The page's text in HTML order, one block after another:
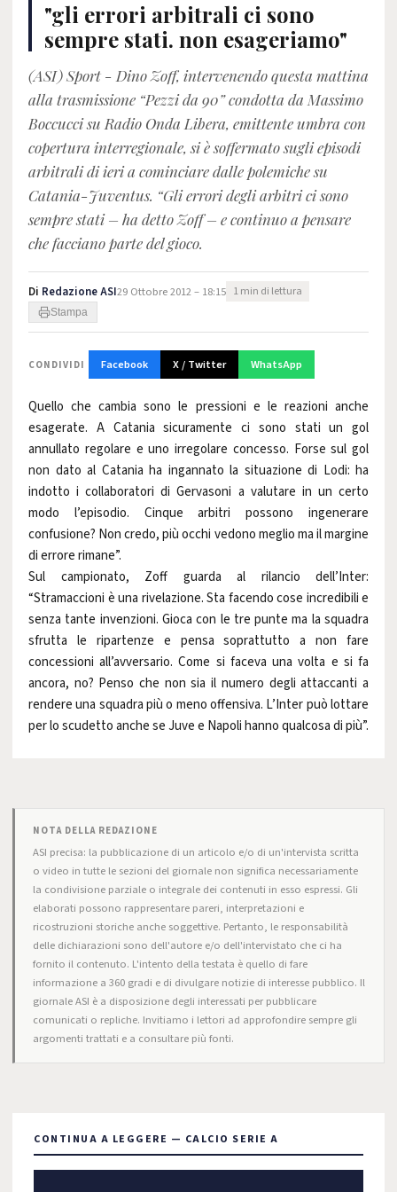
"gli errori arbitrali ci sono
sempre stati. non esageriamo"
(ASI) Sport - Dino Zoff, intervenendo questa mattina
alla trasmissione “Pezzi da 90” condotta da Massimo
Boccucci su Radio Onda Libera, emittente umbra con
copertura interregionale, si è soffermato sugli episodi
arbitrali di ieri a cominciare dalle polemiche su
Catania-Juventus. “Gli errori degli arbitri ci sono
sempre stati – ha detto Zoff – e continuo a pensare
che facciano parte del gioco.
Di Redazione ASI29 Ottobre 2012 – 18:15 1 min di lettura
Stampa
CONDIVIDI Facebook X / Twitter WhatsApp
Quello che cambia sono le pressioni e le reazioni anche
esagerate. A Catania sicuramente ci sono stati un gol
annullato regolare e uno irregolare concesso. Forse sul gol
non dato al Catania ha ingannato la situazione di Lodi: ha
indotto i collaboratori di Gervasoni a valutare in un certo
modo l’episodio. Cinque arbitri possono ingenerare
confusione? Non credo, più occhi vedono meglio ma il margine
di errore rimane”.
Sul campionato, Zoff guarda al rilancio dell’Inter:
“Stramaccioni è una rivelazione. Sta facendo cose incredibili e
senza tante invenzioni. Gioca con le tre punte ma la squadra
sfrutta le ripartenze e pensa soprattutto a non fare
concessioni all’avversario. Come si faceva una volta e si fa
ancora, no? Penso che non sia il numero degli attaccanti a
rendere una squadra più o meno offensiva. L’Inter può lottare
per lo scudetto anche se Juve e Napoli hanno qualcosa di più”.
NOTA DELLA REDAZIONE
ASI precisa: la pubblicazione di un articolo e/o di un'intervista scritta
o video in tutte le sezioni del giornale non significa necessariamente
la condivisione parziale o integrale dei contenuti in esso espressi. Gli
elaborati possono rappresentare pareri, interpretazioni e
ricostruzioni storiche anche soggettive. Pertanto, le responsabilità
delle dichiarazioni sono dell'autore e/o dell'intervistato che ci ha
fornito il contenuto. L'intento della testata è quello di fare
informazione a 360 gradi e di divulgare notizie di interesse pubblico. Il
giornale ASI è a disposizione degli interessati per pubblicare
comunicati o repliche. Invitiamo i lettori ad approfondire sempre gli
argomenti trattati e a consultare più fonti.
CONTINUA A LEGGERE — CALCIO SERIE A